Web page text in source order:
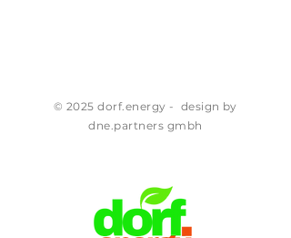
© 2025 dorf.energy - design by
dne.partners gmbh